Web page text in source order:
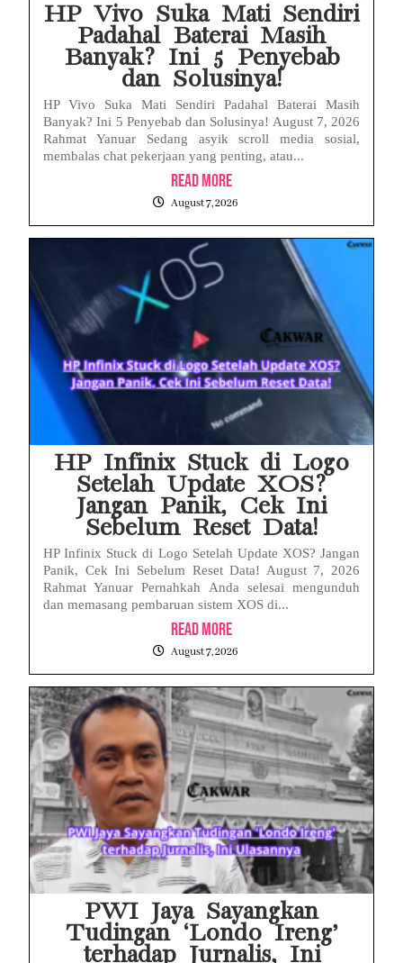
HP Vivo Suka Mati Sendiri
Padahal Baterai Masih
Banyak? Ini 5 Penyebab
dan Solusinya!
HP Vivo Suka Mati Sendiri Padahal Baterai Masih
Banyak? Ini 5 Penyebab dan Solusinya! August 7, 2026
Rahmat Yanuar Sedang asyik scroll media sosial,
membalas chat pekerjaan yang penting, atau...
Read More
August 7, 2026
HP Infinix Stuck di Logo
Setelah Update XOS?
Jangan Panik, Cek Ini
Sebelum Reset Data!
HP Infinix Stuck di Logo Setelah Update XOS? Jangan
Panik, Cek Ini Sebelum Reset Data! August 7, 2026
Rahmat Yanuar Pernahkah Anda selesai mengunduh
dan memasang pembaruan sistem XOS di...
Read More
August 7, 2026
PWI Jaya Sayangkan
Tudingan ‘Londo Ireng’
terhadap Jurnalis, Ini